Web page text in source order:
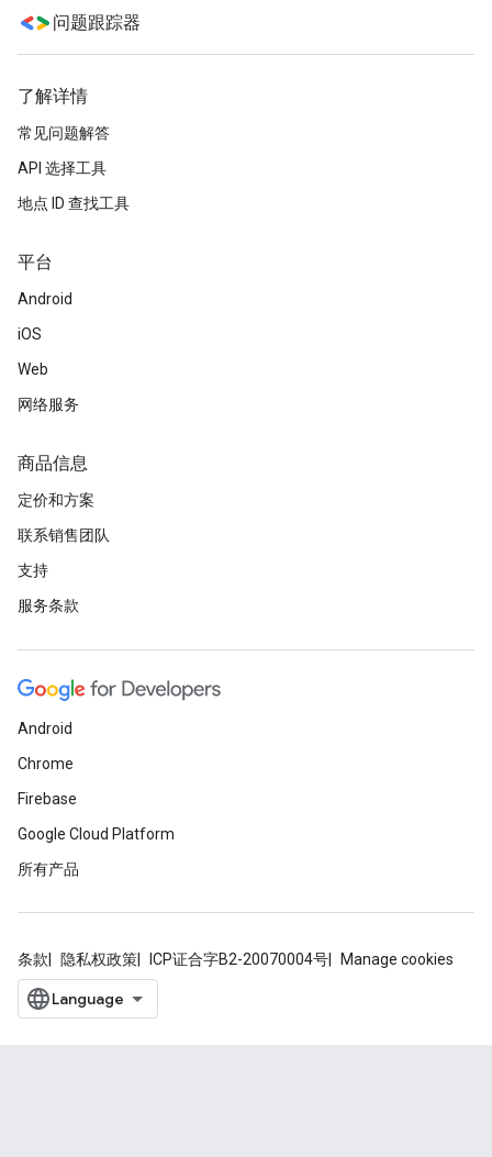
问题跟踪器
了解详情
常见问题解答
API 选择工具
地点 ID 查找工具
平台
Android
iOS
Web
网络服务
商品信息
定价和方案
联系销售团队
支持
服务条款
Android
Chrome
Firebase
Google Cloud Platform
所有产品
条款 隐私权政策 ICP证合字B2-20070004号 Manage cookies